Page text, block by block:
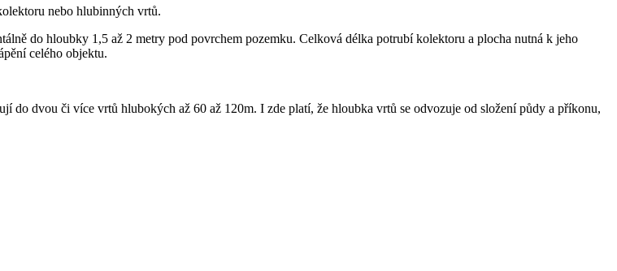
nebo hlubinných vrtů.
do hloubky 1,5 až 2 metry pod povrchem pozemku. Celková délka potrubí kolektoru a plocha nutná k jeho
celého objektu.
dvou či více vrtů hlubokých až 60 až 120m. I zde platí, že hloubka vrtů se odvozuje od složení půdy a příkonu,